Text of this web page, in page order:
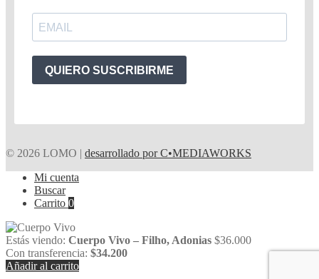
QUIERO SUSCRIBIRME
© 2026 LOMO | desarrollado por C•MEDIAWORKS
Mi cuenta
Buscar
Carrito 0
Estás viendo: Cuerpo Vivo – Filho, Adonias $36.000
Con transferencia: $34.200
Añadir al carrito